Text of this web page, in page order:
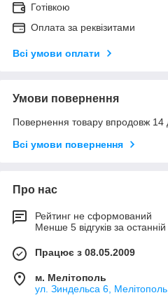
Готівкою
Оплата за реквізитами
Всі умови оплати
Умови повернення
Повернення товару впродовж 14
Всі умови повернення
Про нас
Рейтинг не сформований
Менше 5 відгуків за останній
Працює з 08.05.2009
м. Мелітополь
ул. Зиндельса 6,